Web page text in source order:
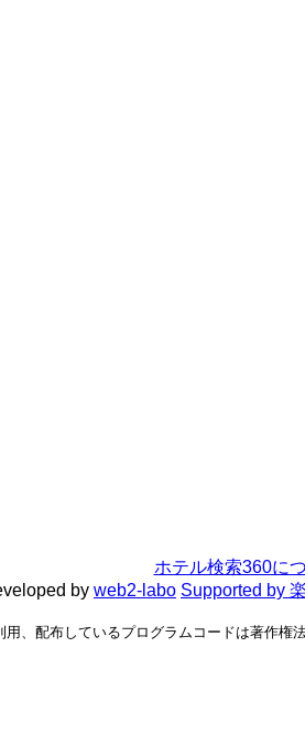
ホテル検索360に
by web2-labo Supported by
用、配布しているプログラムコードは著作